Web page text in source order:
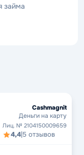
займа
Cashmagnit
Деньги на карту
Лиц. № 2104150009659
4,4|5 отзывов